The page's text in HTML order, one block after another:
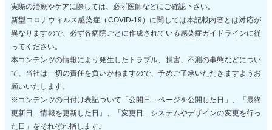
実際の治療やケアに際しては、必ず医師などにご確認下さい。
新型コロナウィルス感染症（COVID-19）に関しては本記載内容とは対応が
異なりますので、必ず各病院ごとに作成されている感染症ガイドラインに従
ってください。
本コンテンツの情報により発生したトラブル、損害、不測の事態などについ
て、当社は一切の責任を負いかねますので、予めご了承いただきますようお
願いいたします。
※コンテンツの日付け表記ついて「公開日…ページを公開した日」、「最終
更新日…情報を更新した日」、「変更日…システムやデザインの変更を行っ
た日」をそれぞれ指します。